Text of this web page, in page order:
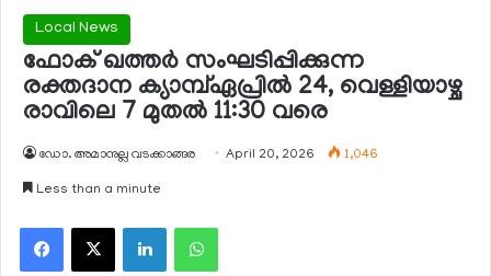
Local News
ഫോക് ഖത്തര്‍ സംഘടിപ്പിക്കുന്ന
രക്തദാന ക്യാമ്പ്ഏപ്രില്‍ 24, വെള്ളിയാഴ്ച
രാവിലെ 7 മുതല്‍ 11:30 വരെ
ഡോ. അമാനുല്ല വടക്കാങ്ങര April 20, 2026 1,046
Less than a minute
Facebook
X LinkedInWhatsApp